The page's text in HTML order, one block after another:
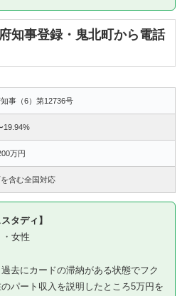
知事登録・鬼北町から電話
事（6）第12736号
19.94%
万円
を含む全国対応
タディ】
女性
去にカードの滞納がある状態でフク
パート収入を説明したところ5万円を